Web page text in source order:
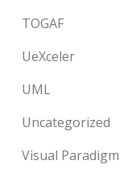
TOGAF
UeXceler
UML
Uncategorized
Visual Paradigm